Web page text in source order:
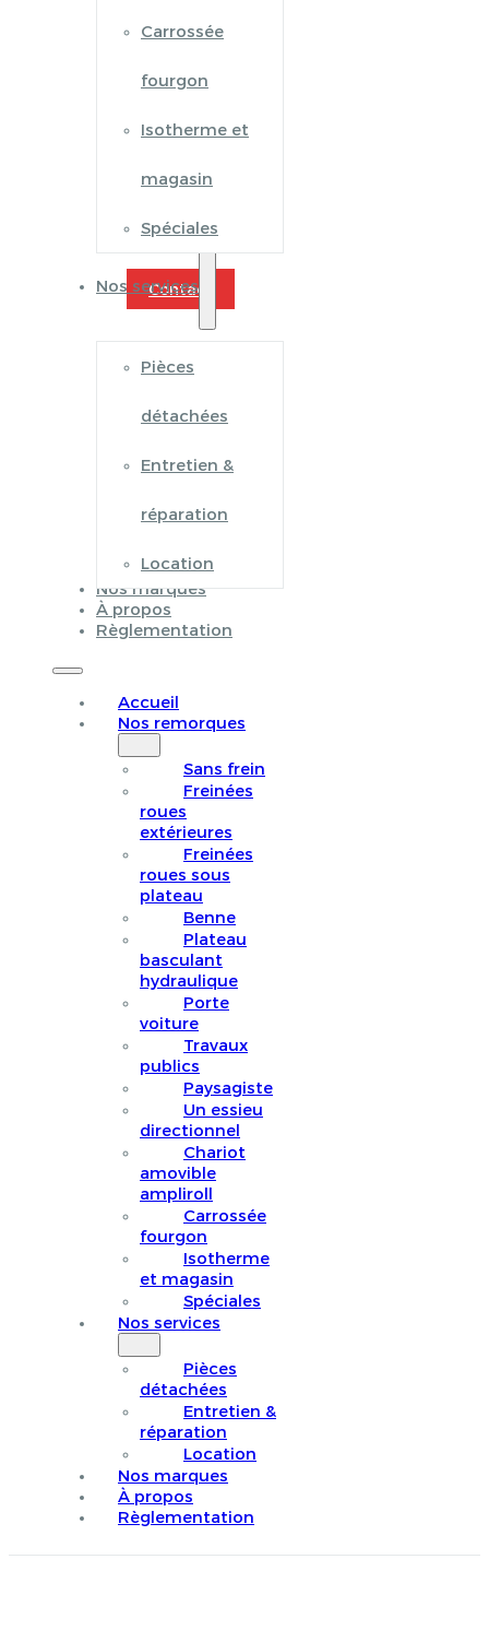
Carrossée
fourgon
Isotherme et
magasin
Spéciales
Nos services
Pièces
détachées
Entretien &
réparation
Location
Nos marques
À propos
Règlementation
Accueil
Nos remorques
Sans frein
Freinées
roues
extérieures
Freinées
roues sous
plateau
Benne
Plateau
basculant
hydraulique
Porte
voiture
Travaux
publics
Paysagiste
Un essieu
directionnel
Chariot
amovible
ampliroll
Carrossée
fourgon
Isotherme
et magasin
Spéciales
Nos services
Pièces
détachées
Entretien &
réparation
Location
Nos marques
À propos
Règlementation
Contact